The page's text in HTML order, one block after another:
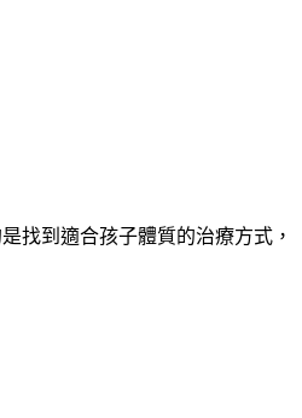
找到適合孩子體質的治療方式，